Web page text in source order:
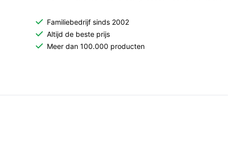
Familiebedrijf sinds 2002
Altijd de beste prijs
Meer dan 100.000 producten